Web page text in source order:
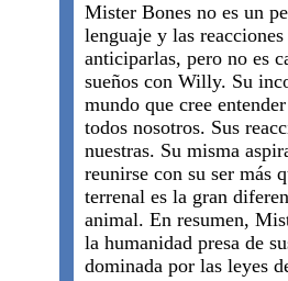
Mister Bones no es un
lenguaje y las
anticiparlas, pero no es
sueños con Willy. Su
mundo que cree
todos nosotros. Sus
nuestras. Su misma
reunirse con su ser más
terrenal es la gran
animal. En resumen,
la humanidad presa de
dominada por las leyes